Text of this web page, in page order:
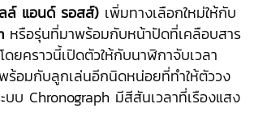
ล์ แอนด์ รอสส์) เพิ่มทางเลือกใหม่ให้กับ
หรือรุ่นที่มาพร้อมกับหน้าปัดที่เคลือบสาร
ยคราวนี้เปิดตัวให้กับนาฬิกาจับเวลา
อมกับลูกเล่นอีกนิดหน่อยที่ทำให้ตัววง
บบ Chronograph มีสีสันเวลาที่เรืองแสง